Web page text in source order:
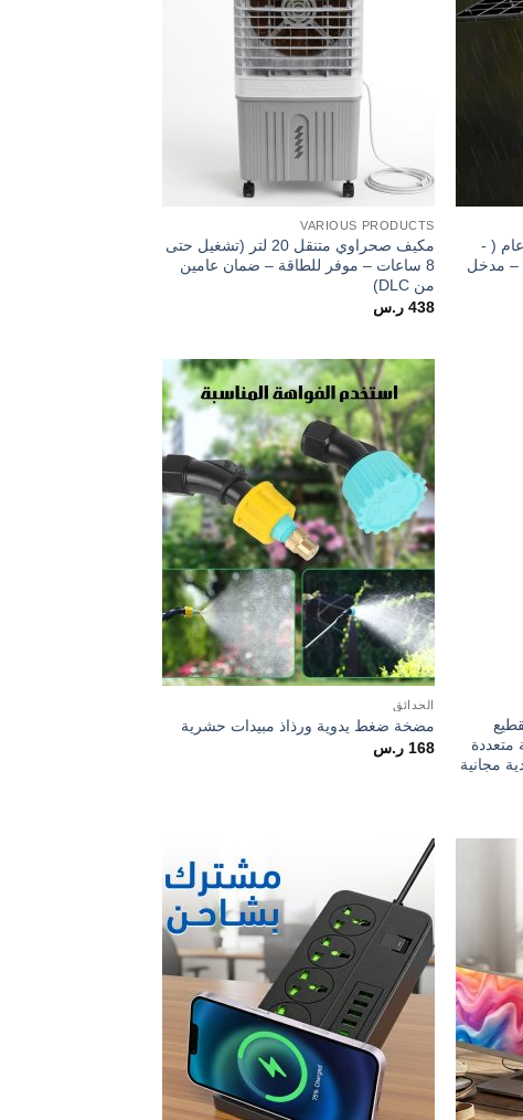
( -
– مدخل
VARIOUS PRODUCTS
مكيف صحراوي متنقل 20 لتر (تشغيل حتى
8 ساعات – موفر للطاقة – ضمان عامين
من DLC)
438 ر.س
متعددة
مجانية
Add to
wishlist
الحدائق
مضخة ضغط يدوية ورذاذ مبيدات حشرية
168 ر.س
Add to
wishlist